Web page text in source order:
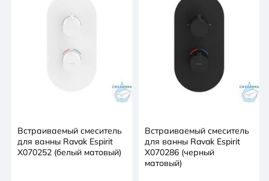
Встраиваемый смеситель
для ванны Ravak Espirit
X070252 (белый матовый)
Встраиваемый смеситель
для ванны Ravak Espirit
X070286 (черный
матовый)